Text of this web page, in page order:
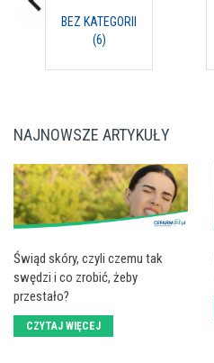
BEZ KATEGORII
(6)
NAJNOWSZE ARTYKUŁY
Świąd skóry, czyli czemu tak
swędzi i co zrobić, żeby
przestało?
CZYTAJ WIĘCEJ